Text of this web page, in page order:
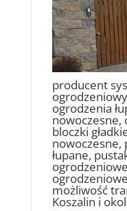
producent
ogrodzenia
nowoczesne,
bloczki
nowoczesne,
łupane,
możliwość
Koszalin i